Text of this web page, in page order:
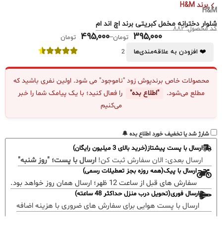
برند H&M
H&M
شلوار دخترانه مخمل کبریتی برند اچ اند ام
کد محصول: 882
395,000 تومان–
495,000 تومان
❤️ افزودن به علاقه‌مندی‌ها
2
محصولات خاص برندپوش زود "ناموجود" می شود. اولین نفری باشید که
مطلع می‌شود.
"اطلاع بده"
را فعال کنید؛ با یک پیامک شما را خبر
می‌کنیم
شارژ شد یا تخفیف خورد اطلاع بده 🔔
ارسال با پست پیشتاز(خرید بالای 3 میلیون رایگان)
ارسال بعدی: الان سفارش ثبت کن! ارسال با پست؛ "روز شنبه"
ارسال با پیک(همه روزه بجز تعطیلات رسمی)
سفارش های قبل از ساعت 12 ظهر؛ ارسال همان روز خواهد بود.
ارسال فوری(تحویل درب منزل حداکثر 48 ساعته)
ارسال با پست هوایی برای سفارش های ضروری با هزینه اضافه